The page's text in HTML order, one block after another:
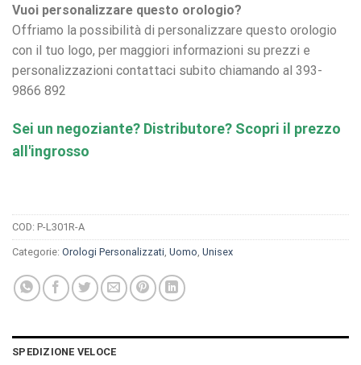
Vuoi personalizzare questo orologio?
Offriamo la possibilità di personalizzare questo orologio
con il tuo logo, per maggiori informazioni su prezzi e
personalizzazioni contattaci subito chiamando al 393-
9866 892
Sei un negoziante? Distributore? Scopri il prezzo
all'ingrosso
COD: P-L301R-A
Categorie: Orologi Personalizzati Uomo Unisex
SPEDIZIONE VELOCE